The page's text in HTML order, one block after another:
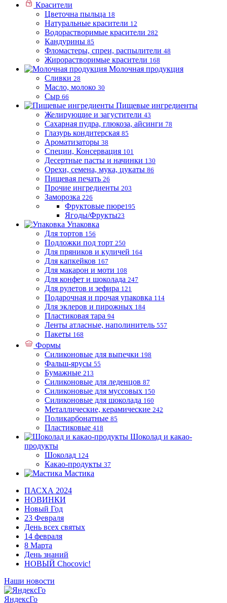
Красители
Цветочна пыльца 18
Натуральные красители 12
Водорастворимые красители 282
Кандурины 85
Фломастеры, спреи, распылители 48
Жирорастворимые красители 168
Молочная продукция
Сливки 28
Масло, молоко 30
Сыр 66
Пищевые ингредиенты
Желирующие и загустители 43
Сахарная пудра, глюкоза, айсинги 78
Глазурь кондитерская 85
Ароматизаторы 38
Специи, Консервация 101
Десертные пасты и начинки 130
Орехи, семена, мука, цукаты 86
Пищевая печать 26
Прочие ингредиенты 203
Заморозка 226
Фруктовые пюре195
Ягоды/Фрукты23
Упаковка
Для тортов 156
Подложки под торт 250
Для пряников и куличей 164
Для капкейков 167
Для макарон и моти 108
Для конфет и шоколада 247
Для рулетов и зефира 121
Подарочная и прочая упаковка 114
Для эклеров и пирожных 184
Пластиковая тара 94
Ленты атласные, наполинитель 557
Пакеты 168
Формы
Силиконовые для выпечки 198
Фальш-ярусы 55
Бумажные 213
Силиконовые для леденцов 87
Силиконовые для муссовых 150
Силиконовые для шоколада 160
Металлические, керамические 242
Поликарбонатные 85
Пластиковые 418
Шоколад и какао-
продукты
Шоколад 124
Какао-продукты 37
Мастика
ПАСХА 2024
НОВИНКИ
Новый Год
23 Февраля
День всех святых
14 февраля
8 Марта
День знаний
НОВЫЙ Chocovic!
Наши новости
ЯндексГо